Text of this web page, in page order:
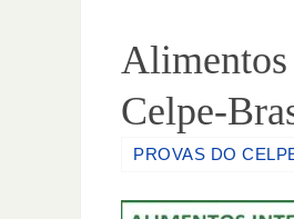
Celpe-
PROVAS DO